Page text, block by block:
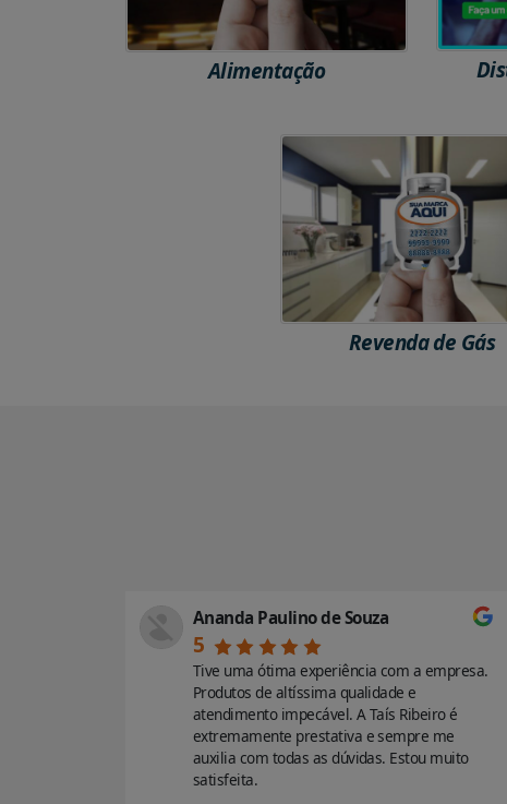
Alimentação
Revenda de Gás
Ananda Paulino de Souza
5
Tive uma ótima experiência com a empresa.
Produtos de altíssima qualidade e
atendimento impecável. A Taís Ribeiro é
extremamente prestativa e sempre me
auxilia com todas as dúvidas. Estou muito
satisfeita.